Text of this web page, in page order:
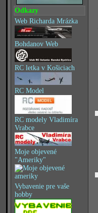
Odkazy
Web Richarda Mrázka
Bohdanov Web
RC letka v Košiciach
RC Model
RC modely Vladimíra
Vrabce
Moje objevené
"Ameriky"
Vybavenie pre vaše
hobby